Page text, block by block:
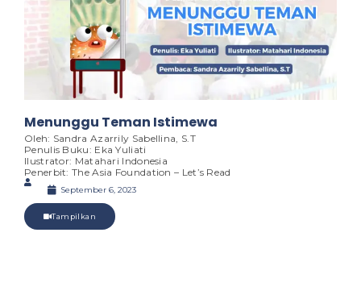
Menunggu Teman Istimewa
Oleh: Sandra Azarrily Sabellina, S.T
Penulis Buku: Eka Yuliati
Ilustrator: Matahari Indonesia
Penerbit: The Asia Foundation – Let’s Read
September 6, 2023
Tampilkan